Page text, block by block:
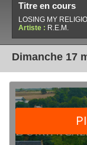
Titre en cours
LOSING MY
Artiste : R.E.M.
Dimanche 17